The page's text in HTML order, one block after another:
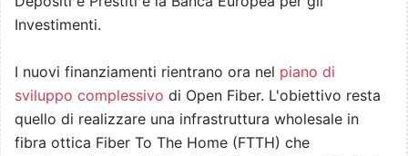
Investimenti.
I nuovi finanziamenti rientrano ora nel piano di
sviluppo complessivo di Open Fiber. L'obiettivo resta
quello di realizzare una infrastruttura wholesale in
fibra ottica Fiber To The Home (FTTH) che